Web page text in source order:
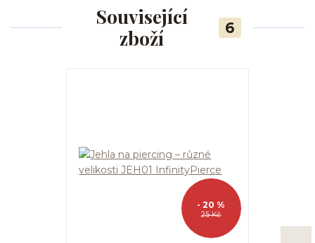
Související
zboží
6
25 Kč
- 20 %